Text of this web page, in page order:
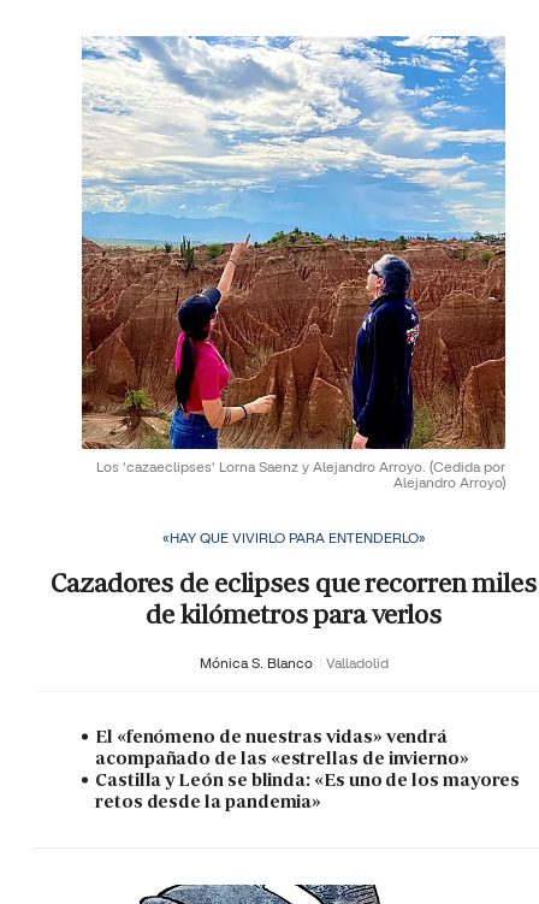
Los 'cazaeclipses' Lorna Saenz y Alejandro Arroyo. (Cedida por
Alejandro Arroyo)
«HAY QUE VIVIRLO PARA ENTENDERLO»
Cazadores de eclipses que recorren miles
de kilómetros para verlos
Mónica S. Blanco Valladolid
El «fenómeno de nuestras vidas» vendrá
acompañado de las «estrellas de invierno»
Castilla y León se blinda: «Es uno de los mayores
retos desde la pandemia»